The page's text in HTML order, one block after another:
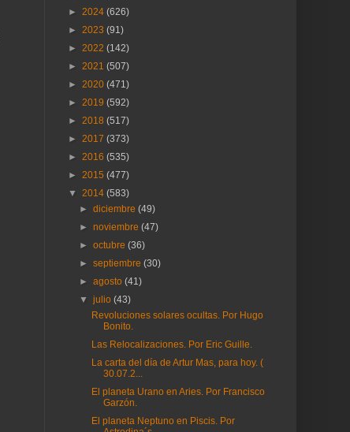
► 2024 (626)
► 2023 (91)
► 2022 (142)
► 2021 (507)
► 2020 (471)
► 2019 (592)
► 2018 (517)
► 2017 (373)
► 2016 (535)
► 2015 (477)
▼ 2014 (583)
►diciembre(49)
►noviembre(47)
►octubre(36)
►septiembre(30)
►agosto(41)
▼julio(43)
Revoluciones solares ocultas. Por Hugo
Bonito.
Las Relocalizaciones. Por Eric Guille.
La carta del día de Artur Mas, para hoy. (
30.07.2...
El planeta Urano en Aries. Por Francisco
Garzón.
El planeta Neptuno en Piscis. Por